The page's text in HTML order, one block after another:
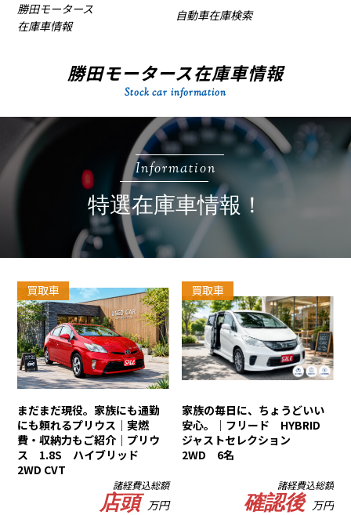
勝田モータース
在庫車情報
自動車在庫検索
勝田モータース在庫車情報
Stock car information
Information
特選在庫車情報！
買取車
まだまだ現役。家族にも通勤
にも頼れるプリウス｜実燃
費・収納力もご紹介｜プリウ
ス 1.8S ハイブリッド
2WD CVT
諸経費込総額
店頭 万円
買取車
家族の毎日に、ちょうどいい
安心。｜フリード HYBRID
ジャストセレクション
2WD 6名
諸経費込総額
確認後 万円